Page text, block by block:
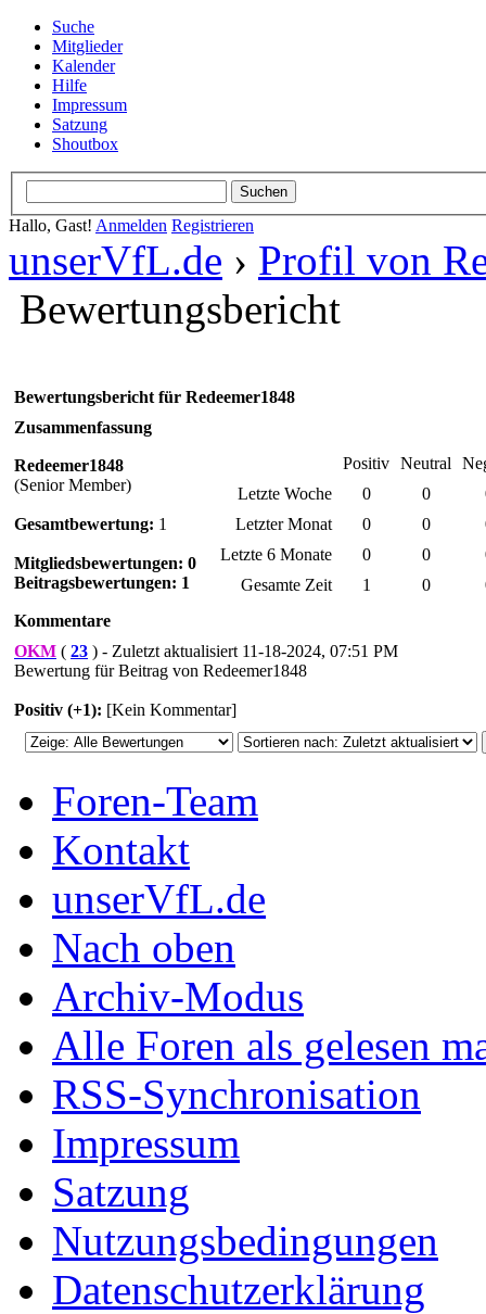
Suche
Mitglieder
Kalender
Hilfe
Impressum
Satzung
Shoutbox
Hallo, Gast! Anmelden Registrieren
unserVfL.de › Profil von
Bewertungsbericht
Bewertungsbericht für Redeemer1848
Zusammenfassung
Redeemer1848
(Senior Member)
Gesamtbewertung: 1
Mitgliedsbewertungen: 0
Beitragsbewertungen: 1
Positiv Neutral
Letzte Woche
0 0
Letzter Monat
0 0
Letzte 6 Monate
0 0
Gesamte Zeit
1 0
Kommentare
OKM ( 23 ) - Zuletzt aktualisiert 11-18-2024, 07:51 PM
Bewertung für Beitrag von Redeemer1848
Positiv (+1): [Kein Kommentar]
Foren-Team
Kontakt
unserVfL.de
Nach oben
Archiv-Modus
Alle Foren als gelesen
RSS-Synchronisation
Impressum
Satzung
Nutzungsbedingungen
Datenschutzerklärung